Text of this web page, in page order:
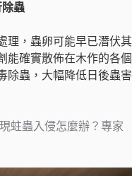
蟲
理，蟲卵可能早已潛伏其
能確實散佈在木作的各個
除蟲，大幅降低日後蟲害
蛀蟲入侵怎麼辦？專家